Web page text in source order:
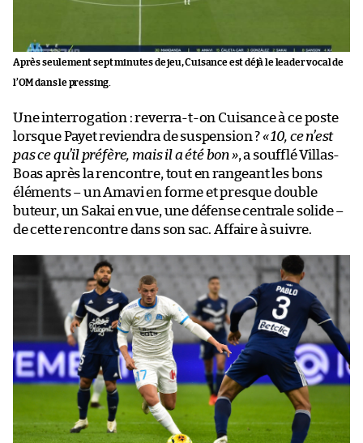
Après seulement sept minutes de jeu, Cuisance est déjà le leader vocal de
l’OM dans le pressing.
Une interrogation : reverra-t-on Cuisance à ce poste
lorsque Payet reviendra de suspension ?« 10, ce n’est
pas ce qu’il préfère, mais il a été bon », a soufflé Villas-
Boas après la rencontre, tout en rangeant les bons
éléments – un Amavi en forme et presque double
buteur, un Sakai en vue, une défense centrale solide –
de cette rencontre dans son sac. Affaire à suivre.